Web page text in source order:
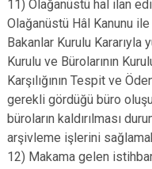
11) Olağanüstü hal ilan
Olağanüstü Hâl Kanunu
Bakanlar Kurulu Kararıyla
Kurulu ve Bürolarının
Karşılığının Tespit ve
gerekli gördüğü büro
büroların kaldırılması
arşivleme işlerini
12) Makama gelen